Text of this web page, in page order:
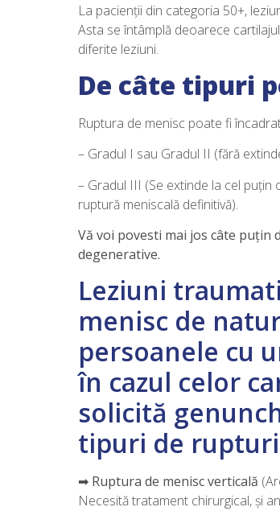
La pacienții din categoria 50+,
Asta se întâmplă deoarece
diferite leziuni.
De câte tipuri
Ruptura de menisc poate fi
– Gradul I sau Gradul II (fără
– Gradul III (Se extinde la cel
ruptură meniscală definitivă).
Vă voi povesti mai jos câte
degenerative.
Leziuni
menisc de
persoanele cu
în cazul celor
solicită
tipuri de
➡ Ruptura de menisc verticală
Necesită tratament chirurgical, și